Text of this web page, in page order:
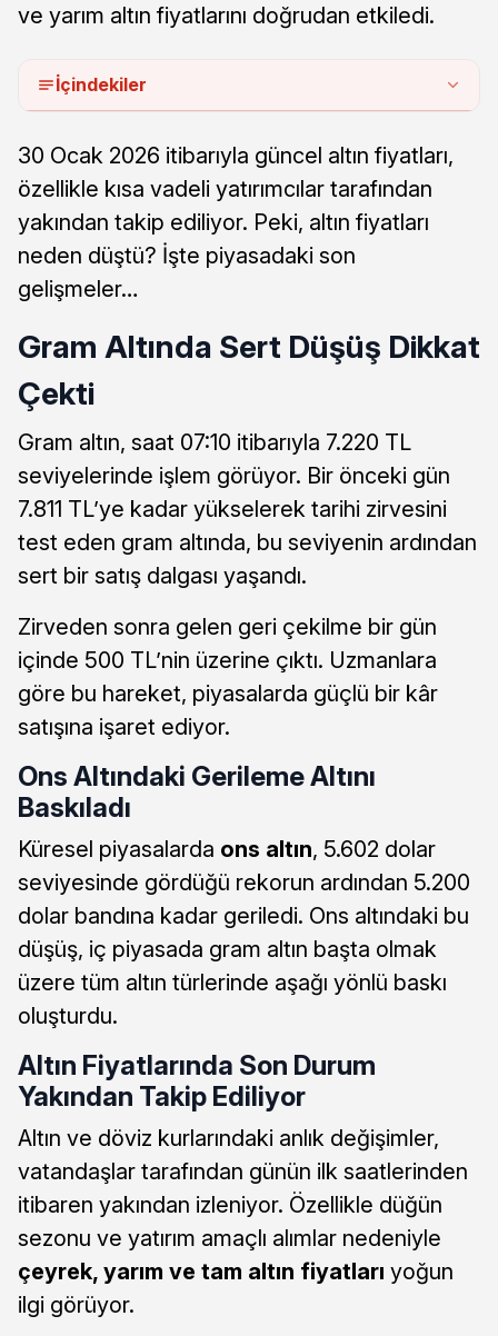
ve yarım altın fiyatlarını doğrudan etkiledi.
İçindekiler
30 Ocak 2026 itibarıyla güncel altın fiyatları,
özellikle kısa vadeli yatırımcılar tarafından
yakından takip ediliyor. Peki, altın fiyatları
neden düştü? İşte piyasadaki son
gelişmeler…
Gram Altında Sert Düşüş Dikkat
Çekti
Gram altın, saat 07:10 itibarıyla 7.220 TL
seviyelerinde işlem görüyor. Bir önceki gün
7.811 TL’ye kadar yükselerek tarihi zirvesini
test eden gram altında, bu seviyenin ardından
sert bir satış dalgası yaşandı.
Zirveden sonra gelen geri çekilme bir gün
içinde 500 TL’nin üzerine çıktı. Uzmanlara
göre bu hareket, piyasalarda güçlü bir kâr
satışına işaret ediyor.
Ons Altındaki Gerileme Altını
Baskıladı
Küresel piyasalarda ons altın, 5.602 dolar
seviyesinde gördüğü rekorun ardından 5.200
dolar bandına kadar geriledi. Ons altındaki bu
düşüş, iç piyasada gram altın başta olmak
üzere tüm altın türlerinde aşağı yönlü baskı
oluşturdu.
Altın Fiyatlarında Son Durum
Yakından Takip Ediliyor
Altın ve döviz kurlarındaki anlık değişimler,
vatandaşlar tarafından günün ilk saatlerinden
itibaren yakından izleniyor. Özellikle düğün
sezonu ve yatırım amaçlı alımlar nedeniyle
çeyrek, yarım ve tam altın fiyatları yoğun
ilgi görüyor.